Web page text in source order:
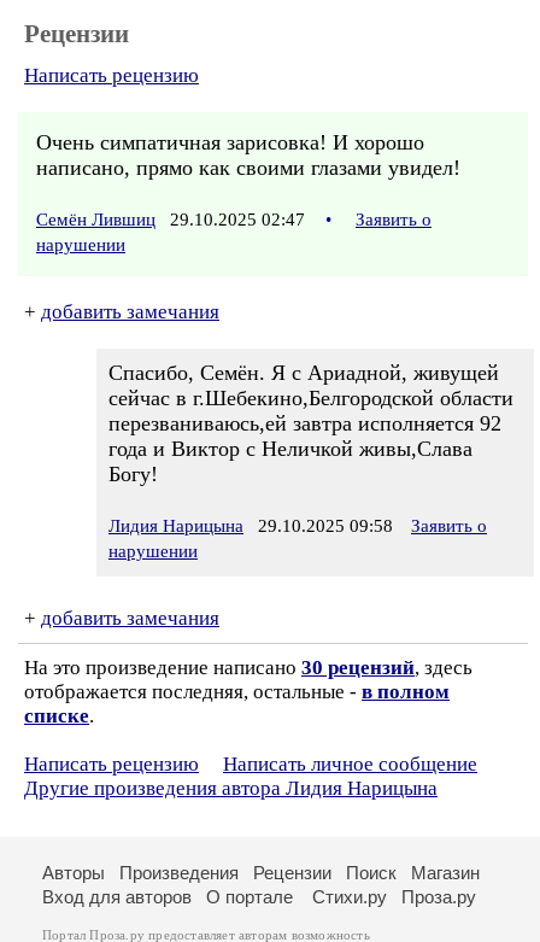
Рецензии
Написать рецензию
Очень симпатичная зарисовка! И хорошо
написано, прямо как своими глазами увидел!
Семён Лившиц 29.10.2025 02:47 •
Заявить о
нарушении
+ добавить замечания
Спасибо, Семён. Я с Ариадной, живущей
сейчас в г.Шебекино,Белгородской области
перезваниваюсь,ей завтра исполняется 92
года и Виктор с Неличкой живы,Слава
Богу!
Лидия Нарицына 29.10.2025 09:58
Заявить о
нарушении
+ добавить замечания
На это произведение написано 30 рецензий, здесь
отображается последняя, остальные - в полном
списке.
Написать рецензию
Написать личное сообщение
Другие произведения автора Лидия Нарицына
Авторы Произведения Рецензии Поиск
Магазин
Вход для авторов
О портале Стихи.ру Проза.ру
Портал Проза.ру предоставляет авторам возможность